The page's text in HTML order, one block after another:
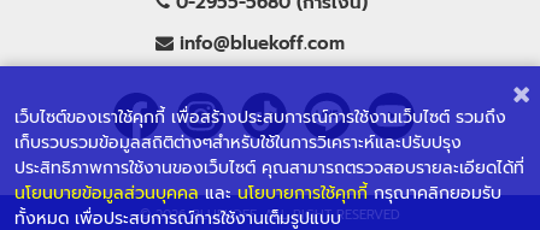
เว็บไซต์ของเราใช้คุกกี้ เพื่อสร้างประสบการณ์การใช้งานเว็บไซต์ รวมถึง
เก็บรวบรวมข้อมูลสถิติต่างๆสำหรับใช้ในการวิเคราะห์และปรับปรุง
ประสิทธิภาพการใช้งานของเว็บไซต์ คุณสามารถตรวจสอบรายละเอียดได้ที่
นโยนบายข้อมูลส่วนบุคคลและนโยบายการใช้คุกกี้กรุณาคลิกยอมรับ
ทั้งหมด เพื่อประสบการณ์การใช้งานเต็มรูปแบบ
info@bluekoff.com
© 2026 BLUEKOFF, ALL RIGHT RESERVED